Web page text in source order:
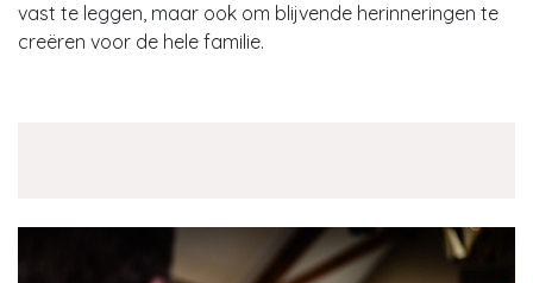
vast te leggen, maar ook om blijvende herinneringen te
creëren voor de hele familie.